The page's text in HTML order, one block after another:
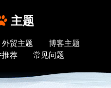
主题
外贸主题
博客主题
荐 常见问题